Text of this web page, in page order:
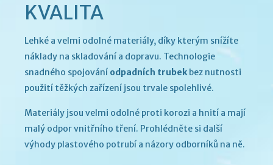
KVALITA
Lehké a velmi odolné materiály, díky kterým snížíte
náklady na skladování a dopravu. Technologie
snadného spojování odpadních trubekbez nutnosti
použití těžkých zařízení jsou trvale spolehlivé.
Materiály jsou velmi odolné proti korozi a hnití a mají
malý odpor vnitřního tření. Prohlédněte si další
výhody plastového potrubí a názory odborníků na ně.